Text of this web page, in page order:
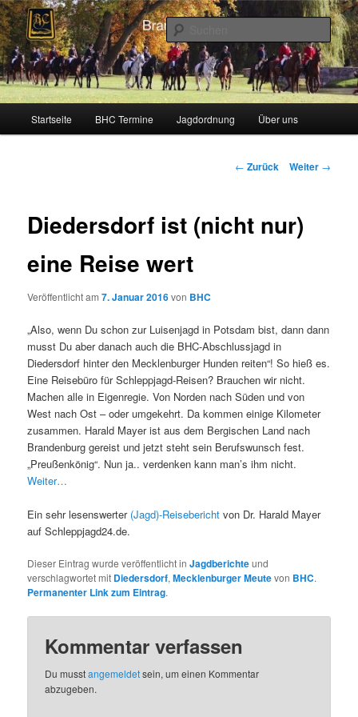
Zum
Inhalt
wechseln
Brandenburger Hunting Club
Schleppjagden und Vielseitigkeitsreiten in Berlin und Brandenburg
Startseite BHC Termine Jagdordnung Über uns
Beitragsnavigation
← Zurück Weiter →
Diedersdorf ist (nicht nur)
eine Reise wert
Veröffentlicht am7. Januar 2016von BHC
„Also, wenn Du schon zur Luisenjagd in Potsdam bist, dann dann
musst Du aber danach auch die BHC-Abschlussjagd in
Diedersdorf hinter den Mecklenburger Hunden reiten“! So hieß es.
Eine Reisebüro für Schleppjagd-Reisen? Brauchen wir nicht.
Machen alle in Eigenregie. Von Norden nach Süden und von
West nach Ost – oder umgekehrt. Da kommen einige Kilometer
zusammen. Harald Mayer ist aus dem Bergischen Land nach
Brandenburg gereist und jetzt steht sein Berufswunsch fest.
„Preußenkönig“. Nun ja.. verdenken kann man’s ihm nicht.
Weiter…
Ein sehr lesenswerter (Jagd)-Reisebericht von Dr. Harald Mayer
auf Schleppjagd24.de.
Dieser Eintrag wurde veröffentlicht inJagdberichteund
verschlagwortet mit Diedersdorf,Mecklenburger Meutevon BHC.
Permanenter Link zum Eintrag.
Kommentar verfassen
Du musstangemeldetsein, um einen Kommentar
abzugeben.